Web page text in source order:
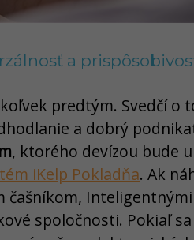
a
predtým. Svedčí
a dobrý
, ktorého devízou bude
iKelp Pokladňa. Ak
čašníkom,
spoločnosti. Pokiaľ